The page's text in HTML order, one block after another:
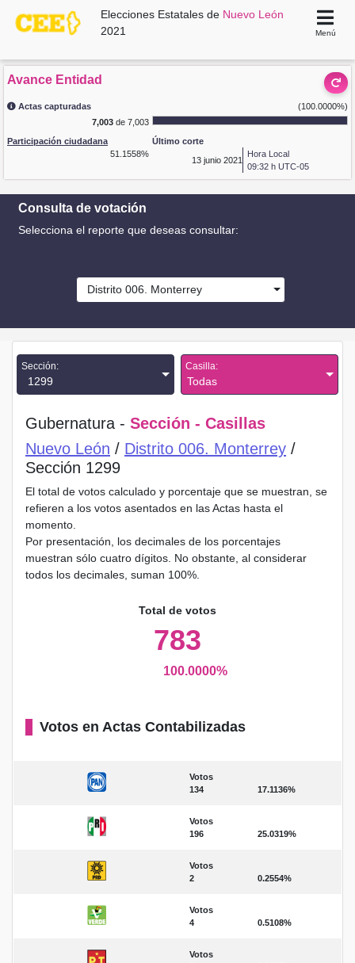
Elecciones Estatales de Nuevo León
2021
Menú
Avance Entidad
Actas capturadas
(100.0000%)
7,003de 7,003
Participación ciudadana
51.1558%
Último corte
13 junio 2021
Hora Local
09:32 h UTC-05
Consulta de votación
Selecciona el reporte que deseas consultar:
Distrito 006. Monterrey
Sección:
1299
Casilla:
Todas
Gubernatura - Sección - Casillas
Nuevo León / Distrito 006. Monterrey /
Sección 1299
El total de votos calculado y porcentaje que se muestran, se
refieren a los votos asentados en las Actas hasta el
momento.
Por presentación, los decimales de los porcentajes
muestran sólo cuatro dígitos. No obstante, al considerar
todos los decimales, suman 100%.
Total de votos
783
100.0000%
Votos en Actas Contabilizadas
Votos
134
17.1136%
Votos
196
25.0319%
Votos
2
0.2554%
Votos
4
0.5108%
Votos